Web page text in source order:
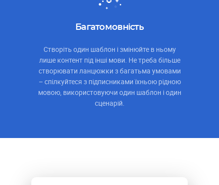
Багатомовність
Створіть один шаблон і змінюйте в ньому
лише контент під інші мови. Не треба більше
створювати ланцюжки з багатьма умовами
– спілкуйтеся з підписниками їхньою рідною
мовою, використовуючи один шаблон і один
сценарій.